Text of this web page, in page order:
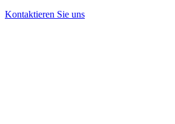
Kontaktieren Sie uns